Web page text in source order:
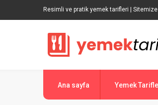
Resimli ve pratik yemek tarifleri |
Ana sayfa Yemek